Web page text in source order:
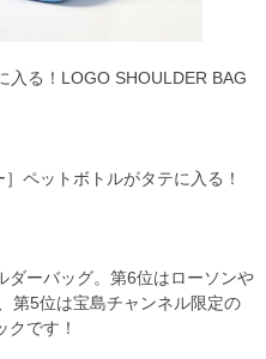
入る！LOGO SHOULDER BAG
ペットボトルがタテに入る！
ダーバッグ。第6位はローソンや
第5位は宝島チャンネル限定の
です！